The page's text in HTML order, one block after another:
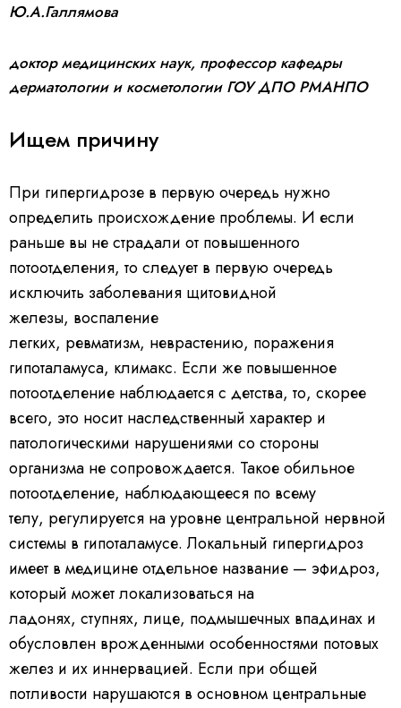
Ю.А.Галлямова
доктор медицинских наук, профессор кафедры
дерматологии и косметологии ГОУ ДПО РМАНПО
Ищем причину
При гипергидрозе в первую очередь нужно
определить происхождение проблемы. И если
раньше вы не страдали от повышенного
потоотделения, то следует в первую очередь
исключить заболевания щитовидной
железы, воспаление
легких, ревматизм, неврастению, поражения
гипоталамуса, климакс. Если же повышенное
потоотделение наблюдается с детства, то, скорее
всего, это носит наследственный характер и
патологическими нарушениями со стороны
организма не сопровождается. Такое обильное
потоотделение, наблюдающееся по всему
телу, регулируется на уровне центральной нервной
системы в гипоталамусе. Локальный гипергидроз
имеет в медицине отдельное название — эфидроз,
который может локализоваться на
ладонях, ступнях, лице, подмышечных впадинах и
обусловлен врожденными особенностями потовых
желез и их иннервацией. Если при общей
потливости нарушаются в основном центральные